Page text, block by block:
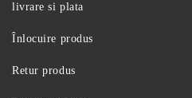
livrare si plata
Înlocuire produs
Retur produs